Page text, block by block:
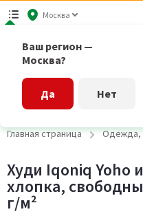
Москва
Ваш регион —
Москва?
Да Нет
Главная страница Одежда,
Худи Iqoniq Yoho
хлопка,
г/м²